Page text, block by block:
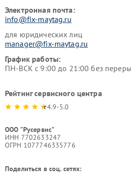
Электронная почта:
info@fix-maytag.ru
для юридических лиц
manager@fix-maytag.ru
График работы:
ПН-ВСК с 9:00 до 21:00 без
Рейтинг сервисного центра
4.9-5.0
ООО "Русервис"
ИНН 7702633247
ОГРН 1077746335776
Поделиться в соц. сетях: